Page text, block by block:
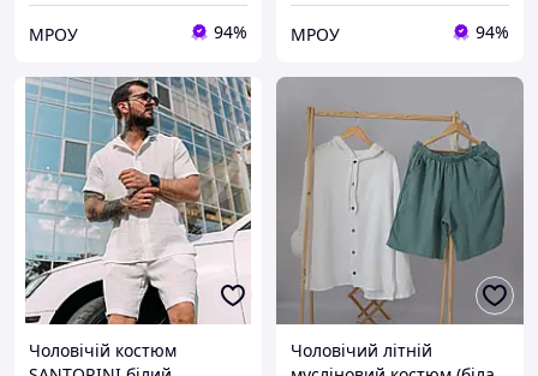
МРОУ 94% МРОУ 94%
Чоловічій костюм Чоловічий літній